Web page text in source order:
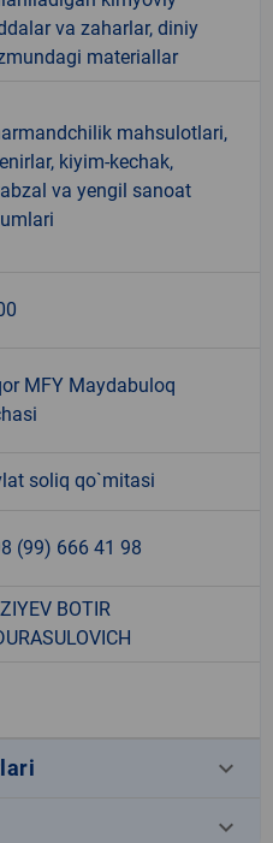
va zaharlar, diniy
materiallar
mahsulotlari,
kiyim-kechak,
va yengil sanoat
MFY Maydabuloq
soliq qo`mitasi
(99) 666 41 98
BOTIR
keyboard_arrow_down
keyboard_arrow_down